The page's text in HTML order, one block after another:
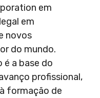
em
em
novos
do mundo.
é a base do
profissional,
formação de